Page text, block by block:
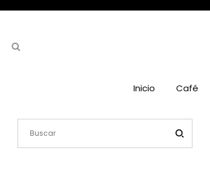
Inicio Café